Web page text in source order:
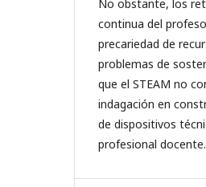
No obstante, los
continua del
precariedad de
problemas de
que el STEAM no
indagación en
de dispositivos
profesional docente.